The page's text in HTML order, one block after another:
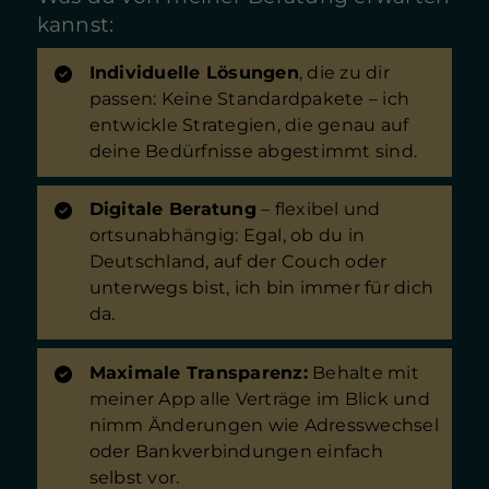
Achtung: Im Rentenalter können hohe
oft mit Fonds oder ETFs kombinierbar für
höhere Renditechancen4.Direkte
Kapitalanlage:Investition in Fonds, ETFs oder
Aktien – besonders für junge Sparer mit
langem Anlagehorizont attraktiv34.Früh
starten:Je eher du beginnst, desto mehr
profitierst du vom Zinseszinseffekt.
Unabhängig vergleichen: Lass dich nicht auf
ein Produkt festlegen, sondern prüfe
verschiedene Anbieter und Lösungen
transparente Produkte.Flexibilität
sichern:Wähle Lösungen, die sich an deine
Lebenssituation anpassen lassen.
Förderungen nutzen:Staatliche Zulagen und
Steuervorteile können deine Altersvorsorge
kannst:
Individuelle Lösungen, die zu dir
passen: Keine Standardpakete – ich
entwickle Strategien, die genau auf
deine Bedürfnisse abgestimmt sind.
Digitale Beratung – flexibel und
ortsunabhängig: Egal, ob du in
Deutschland, auf der Couch oder
unterwegs bist, ich bin immer für dich
da.
Maximale Transparenz:Behalte mit
meiner App alle Verträge im Blick und
nimm Änderungen wie Adresswechsel
oder Bankverbindungen einfach
selbst vor.